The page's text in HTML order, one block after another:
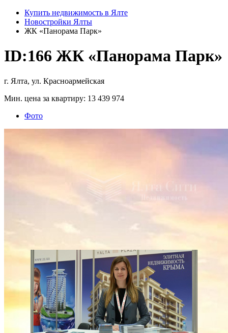
Купить недвижимость в Ялте
Новостройки Ялты
ЖК «Панорама Парк»
ID:166 ЖК «Панорама Парк»
г. Ялта, ул. Красноармейская
Мин. цена за квартиру: 13 439 974
Фото